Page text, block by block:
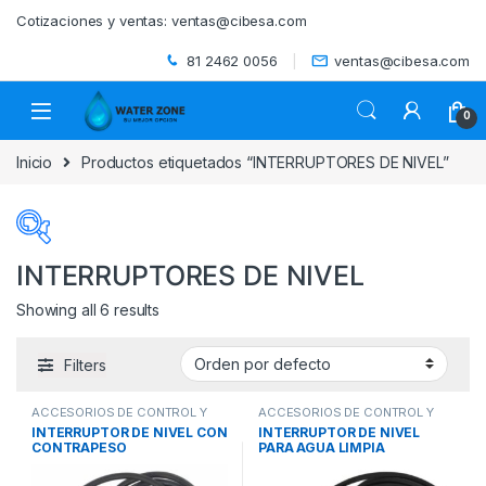
Cotizaciones y ventas: ventas@cibesa.com
81 2462 0056 ventas@cibesa.com
0
Inicio Productos etiquetados “INTERRUPTORES DE NIVEL”
ACCESORIOS (0)
BEBEDEROS (0)
INTERRUPTORES DE NIVEL
Showing all 6 results
Filters
ACCESORIOS DE CONTROL Y
PROTECCION, INTERRUPTORES
DE NIVEL,SISTEMAS DE
BOMBEO
INTERRUPTOR DE NIVEL CON
CONTRAPESO
ACCESORIOS DE CONTROL Y
PROTECCION, INTERRUPTORES
DE NIVEL,SISTEMAS DE
BOMBEO
INTERRUPTOR DE NIVEL
PARA AGUA LIMPIA